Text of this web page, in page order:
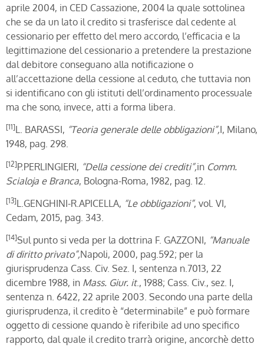
aprile 2004, in CED Cassazione, 2004 la quale sottolinea
che se da un lato il credito si trasferisce dal cedente al
cessionario per effetto del mero accordo, l’efficacia e la
legittimazione del cessionario a pretendere la prestazione
dal debitore conseguano alla notificazione o
all’accettazione della cessione al ceduto, che tuttavia non
si identificano con gli istituti dell’ordinamento processuale
ma che sono, invece, atti a forma libera.
[11]L. BARASSI, “Teoria generale delle obbligazioni”,I, Milano,
1948, pag. 298.
[12]P.PERLINGIERI, “Della cessione dei crediti”,in Comm.
Scialoja e Branca, Bologna-Roma, 1982, pag. 12.
[13]L.GENGHINI-R.APICELLA, “Le obbligazioni”, vol. VI,
Cedam, 2015, pag. 343.
[14]Sul punto si veda per la dottrina F. GAZZONI, “Manuale
di diritto privato”,Napoli, 2000, pag.592; per la
giurisprudenza Cass. Civ. Sez. I, sentenza n.7013, 22
dicembre 1988, in Mass. Giur. it., 1988; Cass. Civ., sez. I,
sentenza n. 6422, 22 aprile 2003. Secondo una parte della
giurisprudenza, il credito è “determinabile” e può formare
oggetto di cessione quando è riferibile ad uno specifico
rapporto, dal quale il credito trarrà origine, ancorchè detto